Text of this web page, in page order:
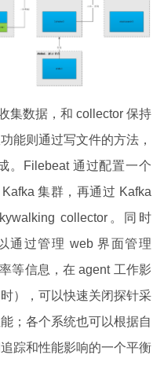
集数据，和 collector 保持
能则通过写文件的方法，
。Filebeat 通过配置一个
集群，再通过 Kafka
collector。同时
通过管理 web 界面管理
等信息，在 agent 工作影
），可以快速关闭探针采
；各个系统也可以根据自
踪和性能影响的一个平衡